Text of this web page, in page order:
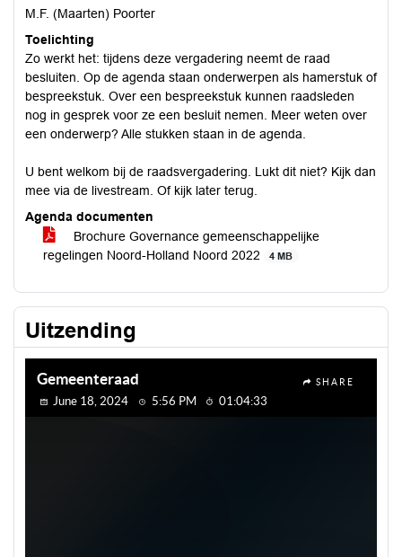
M.F. (Maarten) Poorter
Toelichting
Zo werkt het: tijdens deze vergadering neemt de raad
besluiten. Op de agenda staan onderwerpen als hamerstuk of
bespreekstuk. Over een bespreekstuk kunnen raadsleden
nog in gesprek voor ze een besluit nemen. Meer weten over
een onderwerp? Alle stukken staan in de agenda.
U bent welkom bij de raadsvergadering. Lukt dit niet? Kijk dan
mee via de livestream. Of kijk later terug.
Agenda documenten
Brochure Governance gemeenschappelijke
regelingen Noord-Holland Noord 2022
4 MB
Uitzending